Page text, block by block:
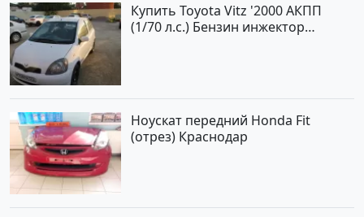
Купить Toyota Vitz '2000 АКПП
(1/70 л.с.) Бензин инжектор
Ноускат передний Honda Fit
(отрез) Краснодар